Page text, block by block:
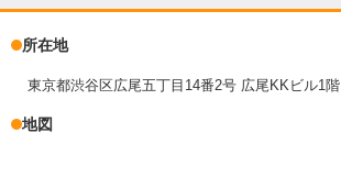
所在地
東京都渋谷区広尾五丁目14番2号 広尾KKビル1階
地図